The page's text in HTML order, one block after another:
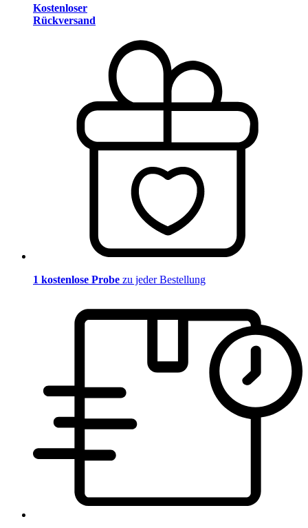
Kostenloser
Rückversand
1 kostenlose Probe zu jeder Bestellung